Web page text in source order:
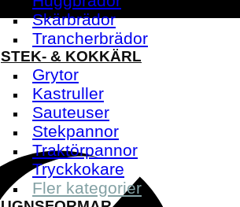
Skärbrädor
Trancherbrädor
STEK- & KOKKÄRL
Grytor
Kastruller
Sauteuser
Stekpannor
Traktörpannor
Tryckkokare
Fler kategorier